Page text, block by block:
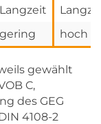
Langzeit
gering hoch
gewählt
C,
des GEG
4108-2